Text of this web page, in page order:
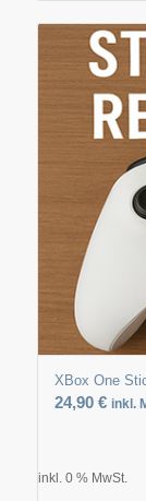
XBox One
24,90 € inkl.
inkl. 0 % MwSt.